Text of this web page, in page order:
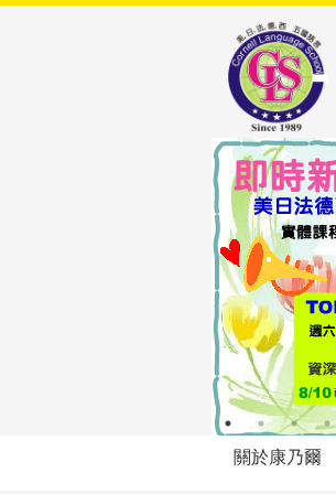
關於康乃爾